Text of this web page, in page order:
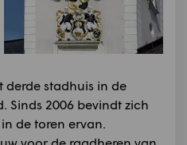
derde stadhuis in de
Sinds 2006 bevindt zich
de toren ervan.
voor de raadheren van